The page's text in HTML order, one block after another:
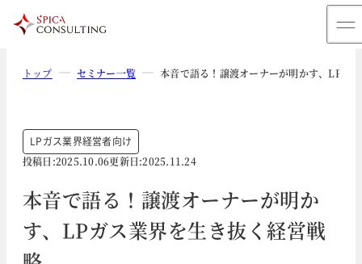
トップ セミナー一覧 本音で語る！譲渡オーナーが明かす、LPガ
LPガス業界経営者向け
投稿日:2025.10.06更新日:2025.11.24
本音で語る！譲渡オーナーが明か
す、LPガス業界を生き抜く経営戦